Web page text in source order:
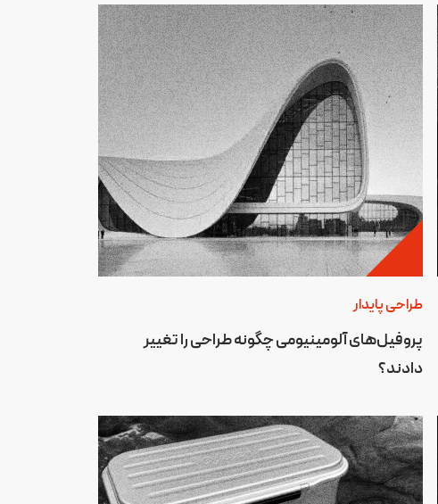
طراحی پایدار
پروفیل‌های آلومینیومی چگونه طراحی را تغییر
دادند؟